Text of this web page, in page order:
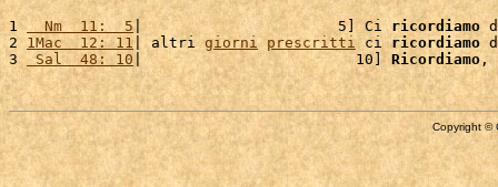
1
  Nm  11:  5
|                      5] Ci ricordiamo
2 1Mac  12: 11 | altri giorni prescritti ci ricordiamo
3 Sal  48: 10 |                        10] Ricordiamo ,
Copyright ©